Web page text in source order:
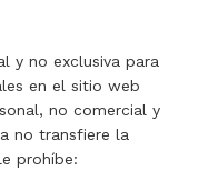
y no exclusiva para
en el sitio web
no comercial y
no transfiere la
prohíbe: